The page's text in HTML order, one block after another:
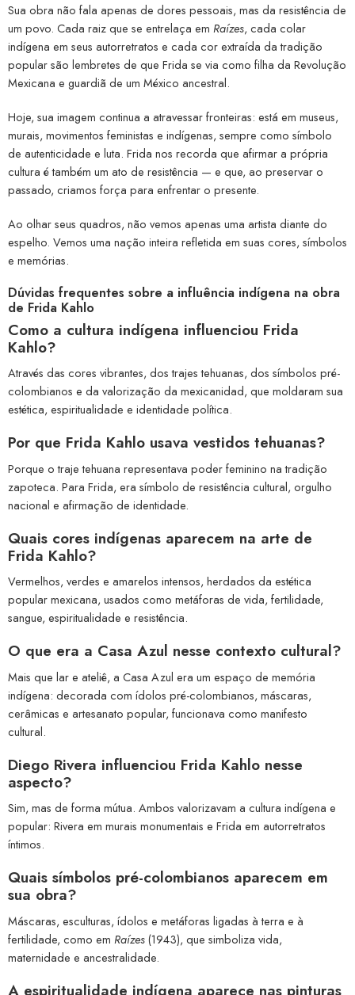
Sua obra não fala apenas de dores pessoais, mas da resistência de
um povo. Cada raiz que se entrelaça em Raízes, cada colar
indígena em seus autorretratos e cada cor extraída da tradição
popular são lembretes de que Frida se via como filha da Revolução
Mexicana e guardiã de um México ancestral.
Hoje, sua imagem continua a atravessar fronteiras: está em museus,
murais, movimentos feministas e indígenas, sempre como símbolo
de autenticidade e luta. Frida nos recorda que afirmar a própria
cultura é também um ato de resistência — e que, ao preservar o
passado, criamos força para enfrentar o presente.
Ao olhar seus quadros, não vemos apenas uma artista diante do
espelho. Vemos uma nação inteira refletida em suas cores, símbolos
e memórias.
Dúvidas frequentes sobre a influência indígena na obra
de Frida Kahlo
Como a cultura indígena influenciou Frida
Kahlo?
Através das cores vibrantes, dos trajes tehuanas, dos símbolos pré-
colombianos e da valorização da mexicanidad, que moldaram sua
estética, espiritualidade e identidade política.
Por que Frida Kahlo usava vestidos tehuanas?
Porque o traje tehuana representava poder feminino na tradição
zapoteca. Para Frida, era símbolo de resistência cultural, orgulho
nacional e afirmação de identidade.
Quais cores indígenas aparecem na arte de
Frida Kahlo?
Vermelhos, verdes e amarelos intensos, herdados da estética
popular mexicana, usados como metáforas de vida, fertilidade,
sangue, espiritualidade e resistência.
O que era a Casa Azul nesse contexto cultural?
Mais que lar e ateliê, a Casa Azul era um espaço de memória
indígena: decorada com ídolos pré-colombianos, máscaras,
cerâmicas e artesanato popular, funcionava como manifesto
cultural.
Diego Rivera influenciou Frida Kahlo nesse
aspecto?
Sim, mas de forma mútua. Ambos valorizavam a cultura indígena e
popular: Rivera em murais monumentais e Frida em autorretratos
íntimos.
Quais símbolos pré-colombianos aparecem em
sua obra?
Máscaras, esculturas, ídolos e metáforas ligadas à terra e à
fertilidade, como em Raízes(1943), que simboliza vida,
maternidade e ancestralidade.
A espiritualidade indígena aparece nas pinturas